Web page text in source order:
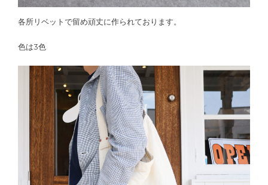
各所リベットで留め頑丈に作られております。
色は3色